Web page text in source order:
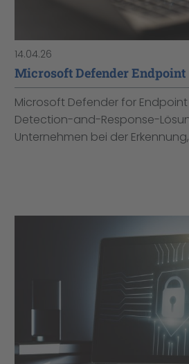
14.04.26
Microsoft Defender Endpoint
Microsoft Defender for
Detection-and-Response-
Unternehmen bei der